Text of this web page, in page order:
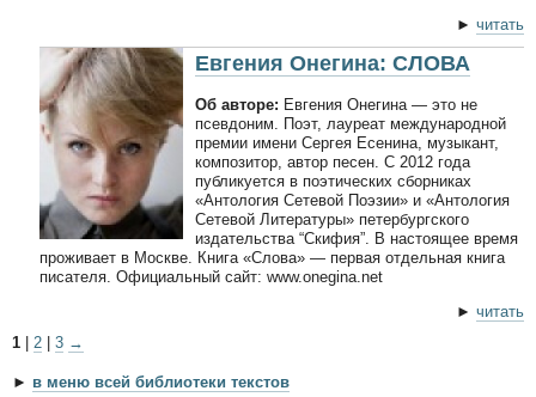
► читать
Евгения Онегина: СЛОВА
Об авторе: Евгения Онегина — это не
псевдоним. Поэт, лауреат международной
премии имени Сергея Есенина, музыкант,
композитор, автор песен. С 2012 года
публикуется в поэтических сборниках
«Антология Сетевой Поэзии» и «Антология
Сетевой Литературы» петербургского
издательства “Скифия”. В настоящее время
проживает в Москве. Книга «Слова» — первая отдельная книга
писателя. Официальный сайт: www.onegina.net
► читать
1 | 2 | 3 →
► в меню всей библиотеки текстов